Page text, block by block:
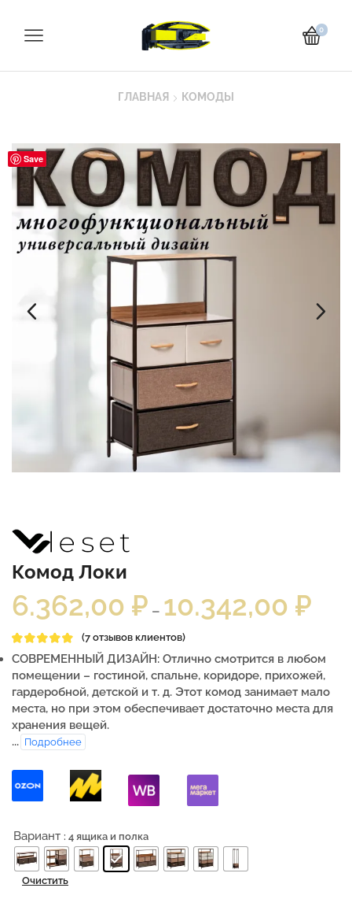
0
ГЛАВНАЯ КОМОДЫ
Save
Комод Локи
6.362,00 ₽ – 10.342,00 ₽
(7 отзывов клиентов)
СОВРЕМЕННЫЙ ДИЗАЙН: Отлично смотрится в любом
помещении – гостиной, спальне, коридоре, прихожей,
гардеробной, детской и т. д. Этот комод занимает мало
места, но при этом обеспечивает достаточно места для
хранения вещей.
... Подробнее
Вариант : 4 ящика и полка
Очистить